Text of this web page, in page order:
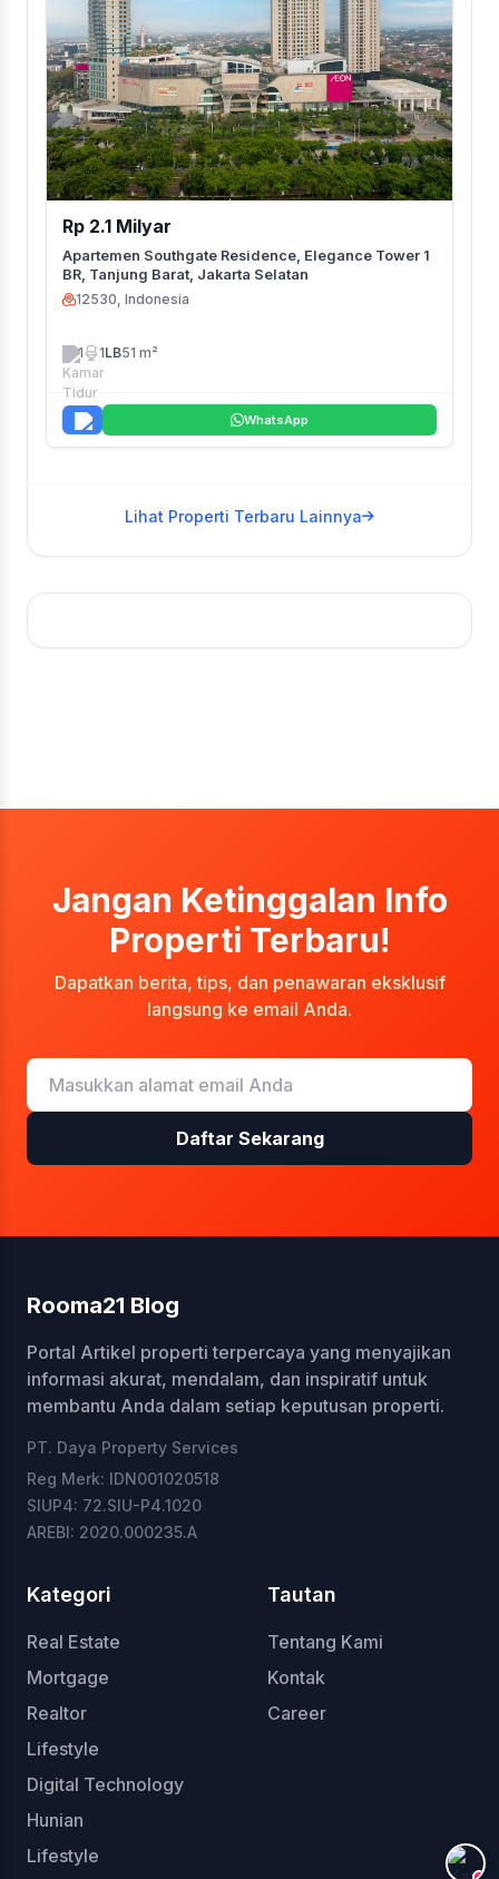
Rp 2.1 Milyar
Apartemen Southgate Residence, Elegance Tower 1
BR, Tanjung Barat, Jakarta Selatan
12530, Indonesia
1 1LB51 m²
WhatsApp
Lihat Properti Terbaru Lainnya
+
Jangan Ketinggalan Info
Properti Terbaru!
Dapatkan berita, tips, dan penawaran eksklusif
langsung ke email Anda.
Daftar Sekarang
Rooma21 Blog
Portal Artikel properti terpercaya yang menyajikan
informasi akurat, mendalam, dan inspiratif untuk
membantu Anda dalam setiap keputusan properti.
PT. Daya Property Services
Reg Merk: IDN001020518
SIUP4: 72.SIU-P4.1020
AREBI: 2020.000235.A
Kategori
Real Estate
Mortgage
Realtor
Lifestyle
Digital Technology
Hunian
Lifestyle
Tautan
Tentang Kami
Kontak
Career